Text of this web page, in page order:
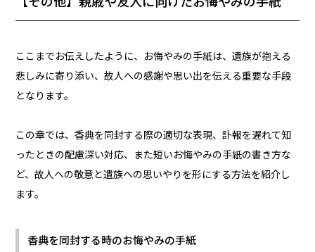
ここまでお伝えしたように、お悔やみの手紙は、遺族が抱える
悲しみに寄り添い、故人への感謝や思い出を伝える重要な手段
となります。
この章では、香典を同封する際の適切な表現、訃報を遅れて知
ったときの配慮深い対応、また短いお悔やみの手紙の書き方な
ど、故人への敬意と遺族への思いやりを形にする方法を紹介し
ます。
香典を同封する時のお悔やみの手紙